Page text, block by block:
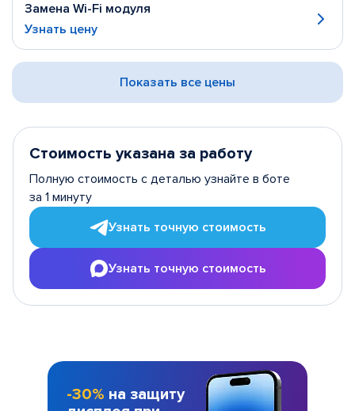
Замена Wi-Fi модуля
Узнать цену
Показать все цены
Стоимость указана за работу
Полную стоимость с деталью узнайте в боте
за 1 минуту
Узнать точную стоимость
Узнать точную стоимость
-30% на защиту